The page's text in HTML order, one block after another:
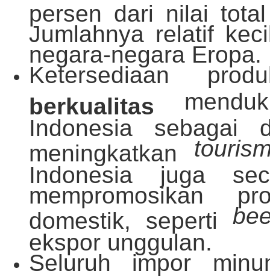
persen dari nilai
Jumlahnya relatif
negara-negara Eropa.
Ketersediaan
berkualitas
Indonesia sebagai
meningkatkan
Indonesia juga
mempromosikan
domestik, seperti
ekspor unggulan.
Seluruh impor